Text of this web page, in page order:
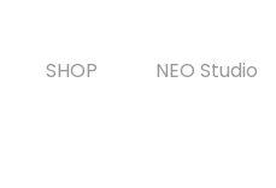
SHOP NEO Studio